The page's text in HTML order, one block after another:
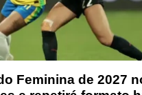
Feminina de 2027